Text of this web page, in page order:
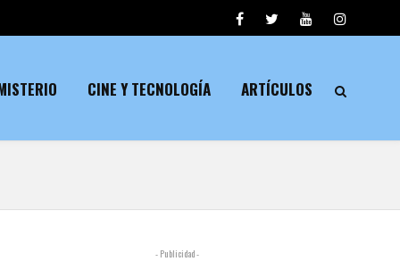
CINE Y TECNOLOGÍA ARTÍCULOS
- Publicidad -